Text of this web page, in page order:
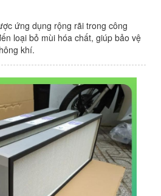
ứng dụng rộng rãi trong công
loại bỏ mùi hóa chất, giúp bảo vệ
khí.